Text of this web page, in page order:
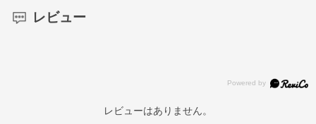
レビュー
レビューはありません。